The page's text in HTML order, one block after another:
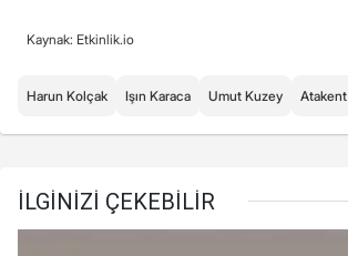
Kaynak: Etkinlik.io
Harun Kolçak Işın Karaca Umut Kuzey Atakent